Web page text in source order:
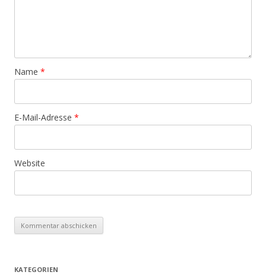
Name *
E-Mail-Adresse *
Website
KATEGORIEN